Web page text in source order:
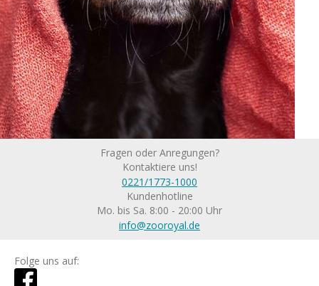
Fragen oder Anregungen?
Kontaktiere uns!
0221/1773-1000
Kundenhotline
Mo. bis Sa. 8:00 - 20:00 Uhr
info@zooroyal.de
Folge uns auf: